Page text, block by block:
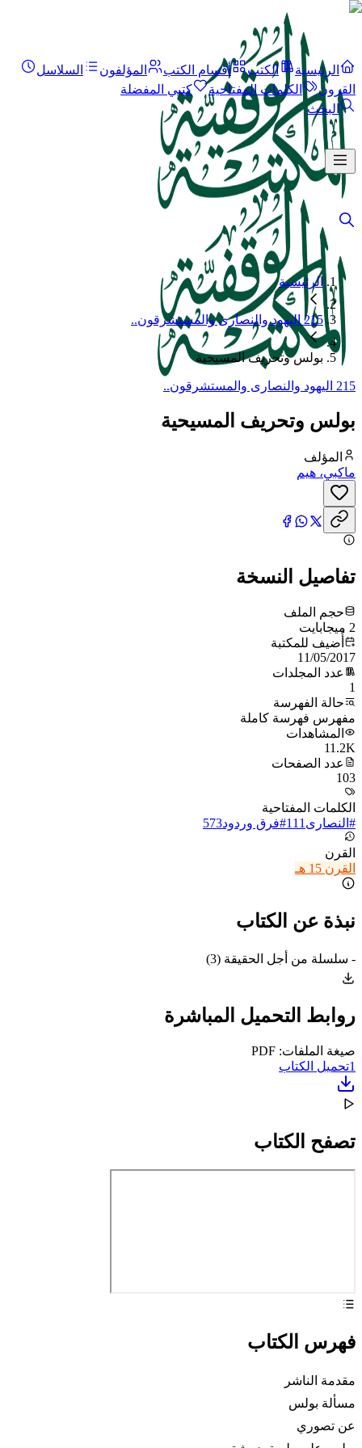
الرئيسية الكتب أقسام الكتب المؤلفون
السلاسل
القرون
الكلمات المفتاحية
كتبي المفضلة
البحث
الرئيسية
215 اليهود والنصارى والمستشرقون..
بولس وتحريف المسيحية
215 اليهود والنصارى والمستشرقون..
بولس وتحريف المسيحية
المؤلف
ماكبي، هيم
تفاصيل النسخة
حجم الملف
2 ميجابايت
أُضيف للمكتبة
11/05/2017
عدد المجلدات
1
حالة الفهرسة
مفهرس فهرسة كاملة
المشاهدات
11.2K
عدد الصفحات
103
الكلمات المفتاحية
# النصارى 111
#فرق وردود573
القرن
القرن 15 هـ
نبذة عن الكتاب
- سلسلة من أجل الحقيقة (3)
روابط التحميل المباشرة
صيغة الملفات: PDF
1تحميل الكتاب
تصفح الكتاب
فهرس الكتاب
مقدمة الناشر
مسألة بولس
عن تصوري